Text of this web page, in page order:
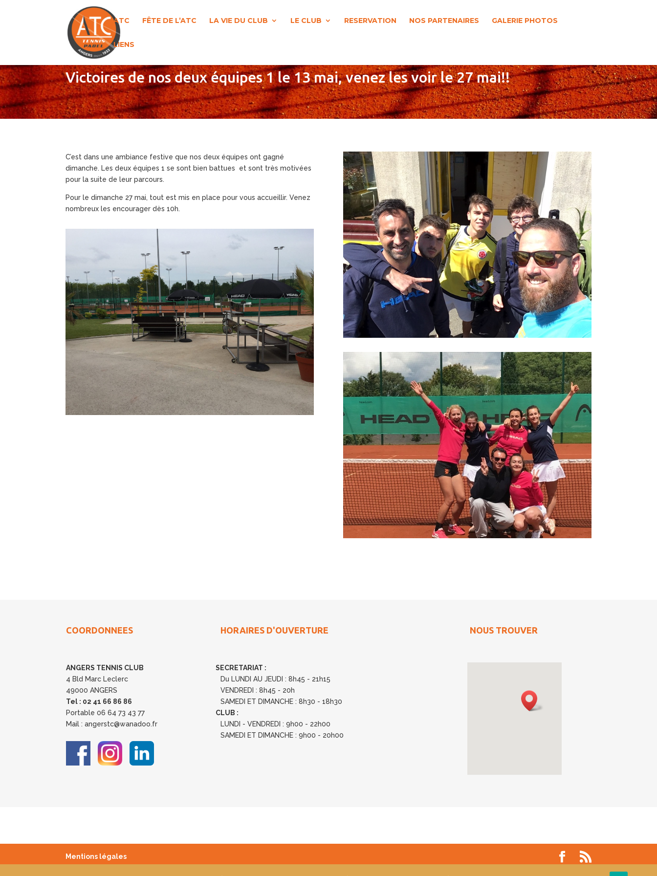
ATC FÊTE DE L’ATC LA VIE DU CLUB LE CLUB RESERVATION NOS PARTENAIRES GALERIE PHOTOS
LIENS
Victoires de nos deux équipes 1 le 13 mai, venez les voir le 27 mai!!
C’est dans une ambiance festive que nos deux équipes ont gagné
dimanche. Les deux équipes 1 se sont bien battues et sont très motivées
pour la suite de leur parcours.
Pour le dimanche 27 mai, tout est mis en place pour vous accueillir. Venez
nombreux les encourager dès 10h.
COORDONNEES
ANGERS TENNIS CLUB
4 Bld Marc Leclerc
49000 ANGERS
Tel : 02 41 66 86 86
Portable 06 64 73 43 77
Mail : angerstc@wanadoo.fr
HORAIRES D'OUVERTURE
SECRETARIAT :
Du LUNDI AU JEUDI : 8h45 - 21h15
VENDREDI : 8h45 - 20h
SAMEDI ET DIMANCHE : 8h30 - 18h30
CLUB :
LUNDI - VENDREDI : 9h00 - 22h00
SAMEDI ET DIMANCHE : 9h00 - 20h00
NOUS TROUVER
Mentions légales